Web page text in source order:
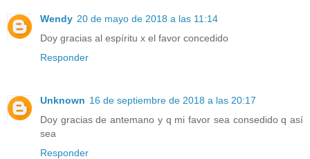
Wendy 20 de mayo de 2018 a las 11:14
Doy gracias al espíritu x el favor concedido
Responder
Unknown 16 de septiembre de 2018 a las 20:17
Doy gracias de antemano y q mi favor sea consedido q así
sea
Responder